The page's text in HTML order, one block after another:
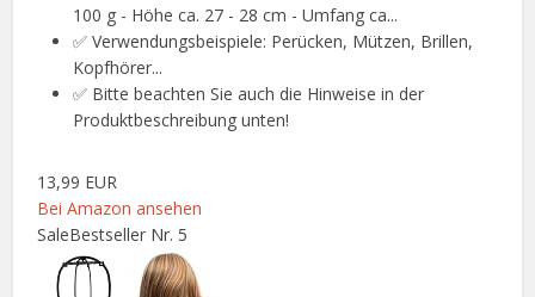
100 g - Höhe ca. 27 - 28 cm - Umfang ca...
✅ Verwendungsbeispiele: Perücken, Mützen, Brillen,
Kopfhörer...
✅ Bitte beachten Sie auch die Hinweise in der
Produktbeschreibung unten!
13,99 EUR
Bei Amazon ansehen
SaleBestseller Nr. 5